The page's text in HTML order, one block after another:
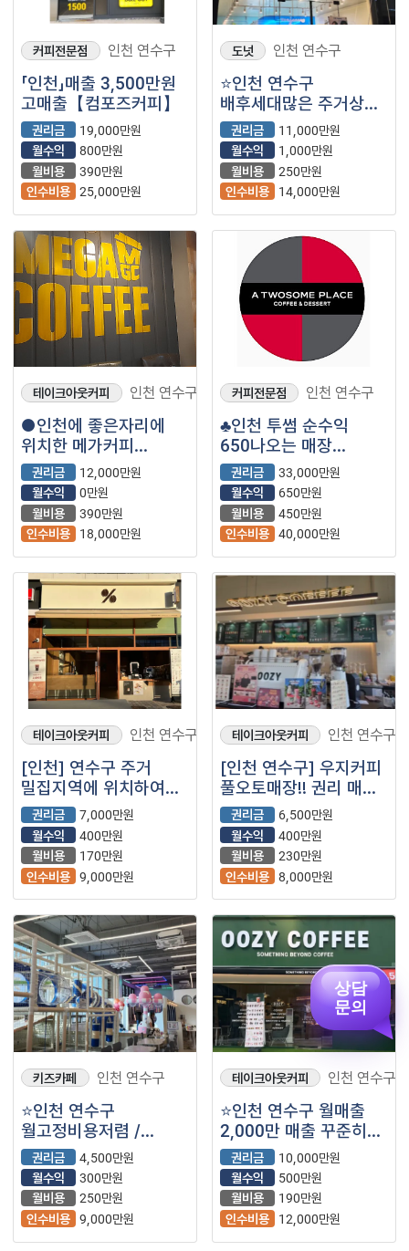
커피전문점 인천 연수구
「인천」매출 3,500만원
고매출【컴포즈커피】
권리금
19,000만원
월수익
800만원
월비용
390만원
인수비용 25,000만원
도넛 인천 연수구
⭐인천 연수구
배후세대많은 주거상권
/ 비수기 할것없는
안정적인 매출 / ＂
카페요아정＂ ⭐
권리금
11,000만원
월수익
1,000만원
월비용
250만원
인수비용
14,000만원
테이크아웃커피 인천 연수구
●인천에 좋은자리에
위치한 메가커피
나왔습니다●
권리금
12,000만원
월수익
0만원
월비용
390만원
인수비용
18,000만원
커피전문점 인천 연수구
♣인천 투썸 순수익
650나오는 매장
나왔습니다♣
권리금
33,000만원
월수익
650만원
월비용
450만원
인수비용 40,000만원
테이크아웃커피 인천 연수구
[인천] 연수구 주거
밀집지역에 위치하여
유동인구 많은
텐퍼센트커피를
소개합니다^^
권리금
7,000만원
월수익
400만원
월비용
170만원
인수비용 9,000만원
테이크아웃커피 인천 연수구
[인천 연수구] 우지커피
풀오토매장!! 권리 매우
저렴하게 나왔습니다!!
인기 상승중인 브랜드
우지커피 소개합니다
권리금
6,500만원
월수익
400만원
월비용
230만원
인수비용 8,000만원
키즈카페 인천 연수구
⭐인천 연수구
월고정비용저렴 /
수익성좋음 / ＂
키즈카페＂⭐
권리금
4,500만원
월수익
300만원
월비용
250만원
인수비용 9,000만원
테이크아웃커피 인천 연수구
⭐인천 연수구 월매출
2,000만 매출 꾸준히
상승중인 우지커피
매장을 소개합니다⭐
권리금
10,000만원
월수익
500만원
월비용
190만원
인수비용
12,000만원
상담
문의